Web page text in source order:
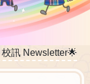
校訊 Newsletter🌟